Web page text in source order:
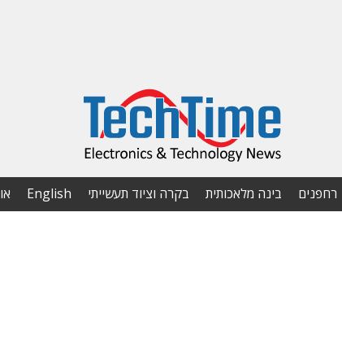
רחפנים בינה מלאכותית בקרה וציוד תעשייתי English